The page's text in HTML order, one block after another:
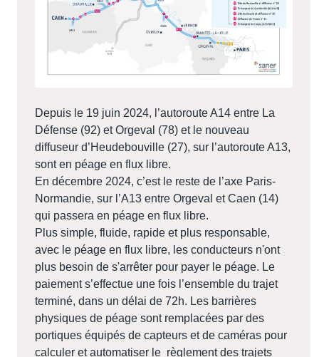
Depuis le 19 juin 2024, l’autoroute A14 entre La
Défense (92) et Orgeval (78) et le nouveau
diffuseur d’Heudebouville (27), sur l’autoroute A13,
sont en péage en flux libre.
En décembre 2024, c’est le reste de l’axe Paris-
Normandie, sur l’A13 entre Orgeval et Caen (14)
qui passera en péage en flux libre.
Plus simple, fluide, rapide et plus responsable,
avec le péage en flux libre, les conducteurs n'ont
plus besoin de s'arrêter pour payer le péage. Le
paiement s’effectue une fois l’ensemble du trajet
terminé, dans un délai de 72h. Les barrières
physiques de péage sont remplacées par des
portiques équipés de capteurs et de caméras pour
calculer et automatiser le règlement des trajets